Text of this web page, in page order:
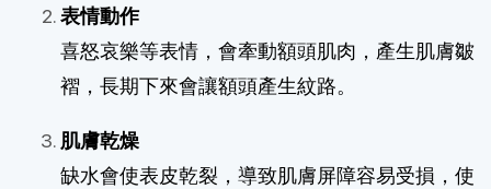
表情動作
喜怒哀樂等表情，會牽動額頭肌肉，產生肌膚皺
褶，長期下來會讓額頭產生紋路。
肌膚乾燥
缺水會使表皮乾裂，導致肌膚屏障容易受損，使